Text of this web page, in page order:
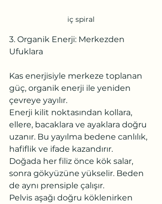
iç spiral
3. Organik Enerji: Merkezden
Ufuklara
Kas enerjisiyle merkeze toplanan
güç, organik enerji ile yeniden
çevreye yayılır.
Enerji kilit noktasından kollara,
ellere, bacaklara ve ayaklara doğru
uzanır. Bu yayılma bedene canlılık,
hafiflik ve ifade kazandırır.
Doğada her filiz önce kök salar,
sonra gökyüzüne yükselir. Beden
de aynı prensiple çalışır.
Pelvis aşağı doğru köklenirken